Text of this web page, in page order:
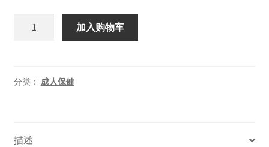
¥60.00。
Seal
糖
加入购物车
分类： 成人保健
描述